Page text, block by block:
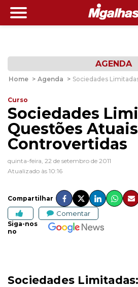
AGENDA
Home > Agenda > Sociedades
Curso
Sociedades
Questões
Controvertidas
quinta-feira, 22 de setembro de 2011
Atualizado às 10:16
Compartilhar
Comentar
Siga-nos
no
Sociedades